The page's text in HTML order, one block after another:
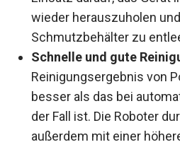
wieder herauszuholen
Schmutzbehälter zu
Schnelle und gute
Reinigungsergebnis von
besser als das bei
der Fall ist. Die Roboter
außerdem mit einer